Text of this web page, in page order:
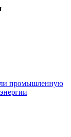
промышленную